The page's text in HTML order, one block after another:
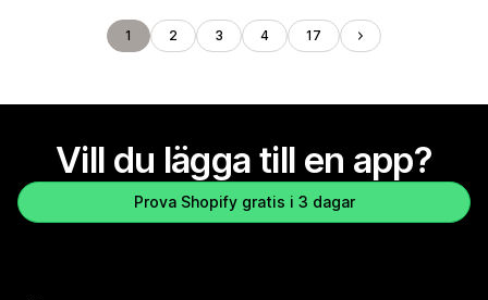
1 2 3 4 17
Vill du lägga till en app?
Prova Shopify gratis i 3 dagar